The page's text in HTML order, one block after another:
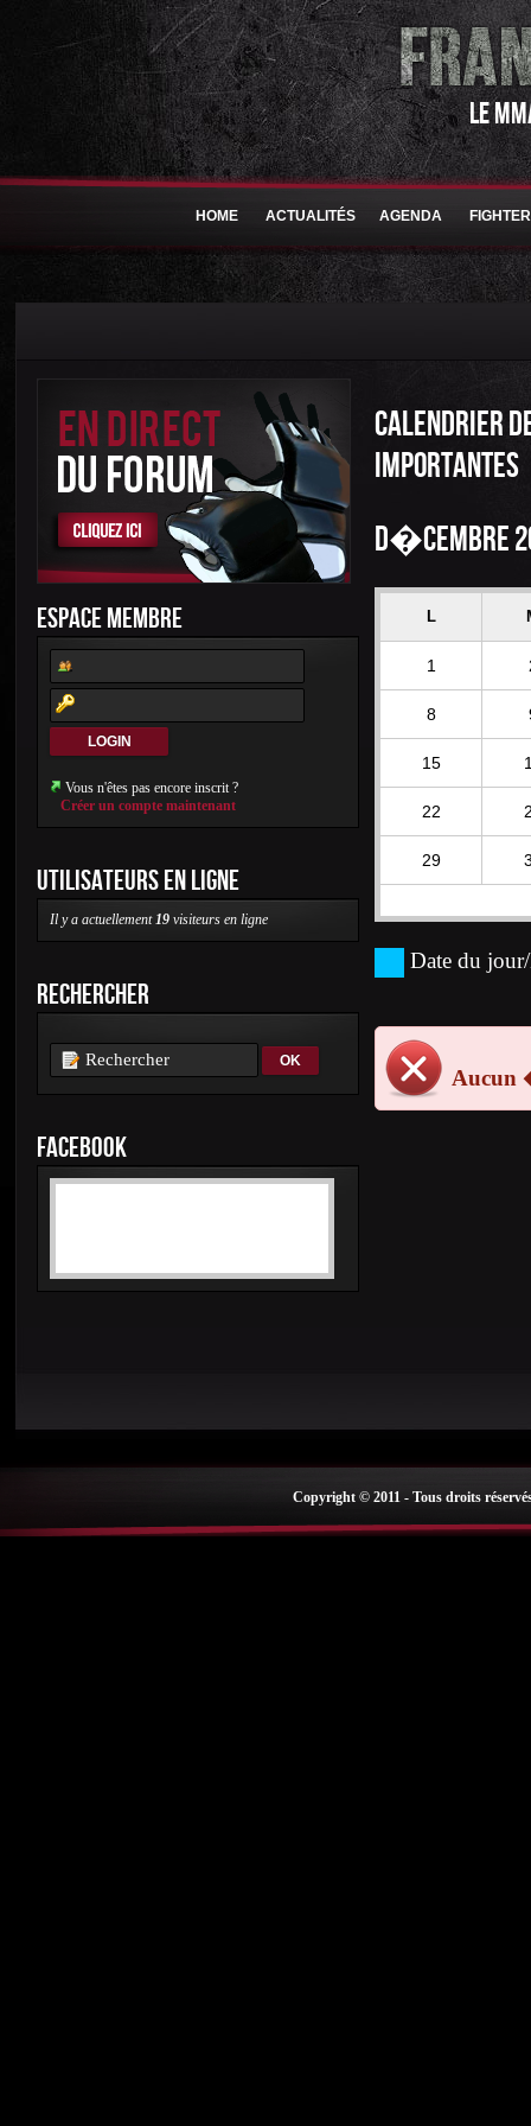
LE
HOME ACTUALITÉS AGENDA
ESPACE MEMBRE
Vous n'êtes pas encore inscrit ?
Créer un compte maintenant
UTILISATEURS EN LIGNE
Il y a actuellement19 visiteurs en ligne
RECHERCHER
FACEBOOK
CALENDRIER
IMPORTANTES
D�CEMBRE
L
1
8
15
22
29
Date du
Aucun
Copyright © 2011 - Tous droits